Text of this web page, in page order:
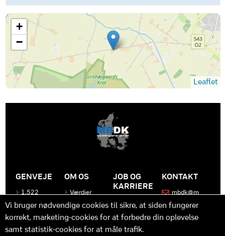
+
−
Leaflet
GENVEJE
1.522
Produkter
Kontakt
os
OM OS
Værdier
Historen
bag
MBDK
Hvad gør
JOB OG
KARRIERE
Bliv en del
af MBDK
Vores
team
KONTAKT
mbdk@m
Vi bruger nødvendige cookies til sikre, at siden fungerer
korrekt, marketing-cookies for at forbedre din oplevelse
samt statistik-cookies for at måle trafik.